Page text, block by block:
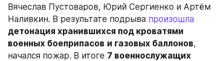
Вячеслав Пустоваров, Юрий Сергиенко и Артём
Наливкин. В результате подрыва произошла
детонация хранившихся под кроватями
военных боеприпасов и газовых баллонов,
начался пожар. В итоге